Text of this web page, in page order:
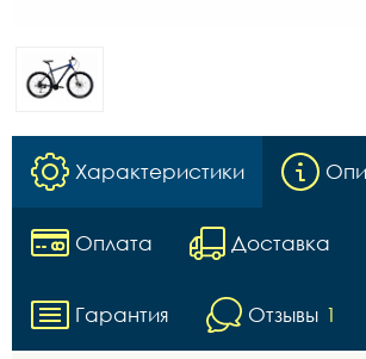
Характеристики
Оплата Доставка
Гарантия Отзывы 1